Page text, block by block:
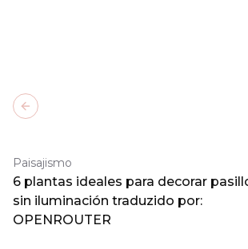
Paisajismo
6 plantas ideales para decorar
sin iluminación traduzido por:
OPENROUTER
Previous slide